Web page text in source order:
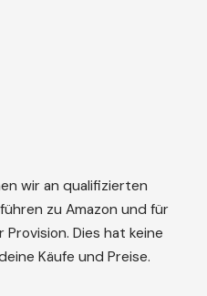
wir an qualifizierten
zu Amazon und für
Dies hat keine
Käufe und Preise.